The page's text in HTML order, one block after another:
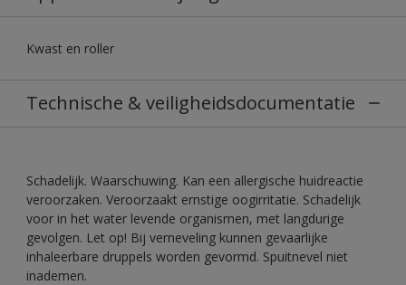
Kwast en roller
Technische & veiligheidsdocumentatie
Schadelijk. Waarschuwing. Kan een allergische huidreactie
veroorzaken. Veroorzaakt ernstige oogirritatie. Schadelijk
voor in het water levende organismen, met langdurige
gevolgen. Let op! Bij verneveling kunnen gevaarlijke
inhaleerbare druppels worden gevormd. Spuitnevel niet
inademen.